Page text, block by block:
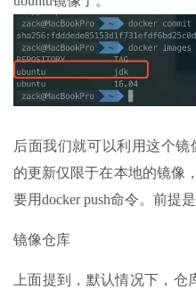
后面我们就可以利用这个
的更新仅限于在本地的镜像
要用docker push命令。前提
镜像仓库
上面提到，默认情况下，仓